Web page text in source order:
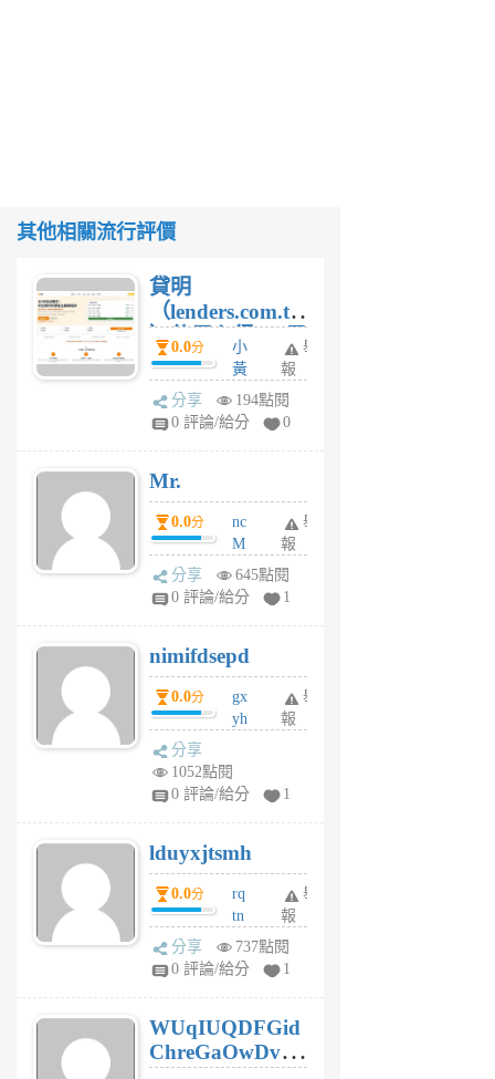
其他相關流行評價
貸明
（lenders.com.tw
）使用心得 — 民
間貸款比較平台
體驗
0.0分
小
黃
蜂
1
舉
報
分享
194點閱
0 評論/給分
0
Mr.
0.0分
nc
M
U
F
U
5
個
月
舉
報
分享
645點閱
0 評論/給分
1
nimifdsepd
0.0分
gx
yh
jl
月
前
舉
報
分享
1052點閱
0 評論/給分
1
lduyxjtsmh
0.0分
rq
tn
jt
gl
個
月
前
舉
報
分享
737點閱
0 評論/給分
1
WUqIUQDFGid
ChreGaOwDv